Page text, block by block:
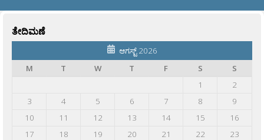
ತೇದಿಮಣೆ
ಆಗಸ್ಟ್ 2026
M
T W T F S
S
1
2
3
4 5 6 7 8
9
10
11 12 13 14 15
16
17
18 19 20 21 22
23